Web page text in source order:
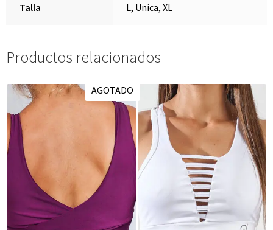
Talla L, Unica, XL
Productos relacionados
AGOTADO